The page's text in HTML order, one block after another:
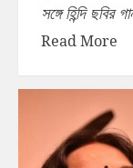
সঙ্গে হিন্দি ছবির
Read More